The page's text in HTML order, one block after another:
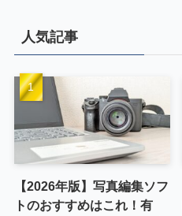
人気記事
【2026年版】写真編集ソフ
トのおすすめはこれ！有